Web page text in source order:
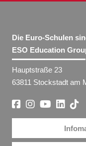
Die Euro-Schulen
ESO Education
Hauptstraße 23
63811 Stockstadt am